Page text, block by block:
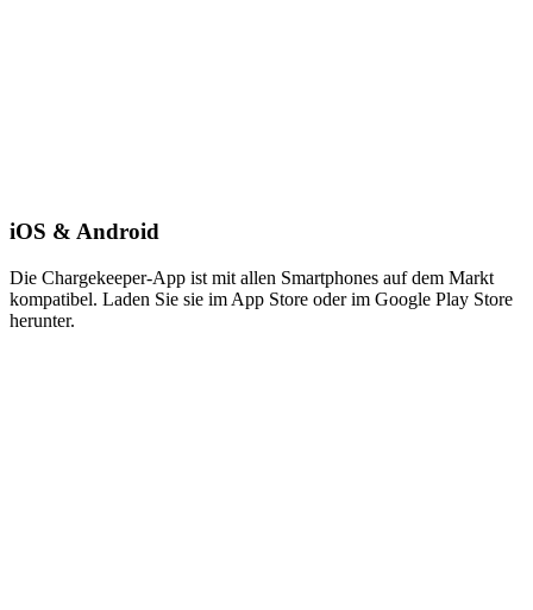
iOS & Android
Die Chargekeeper-App ist mit allen Smartphones auf dem Markt
kompatibel. Laden Sie sie im App Store oder im Google Play Store
herunter.